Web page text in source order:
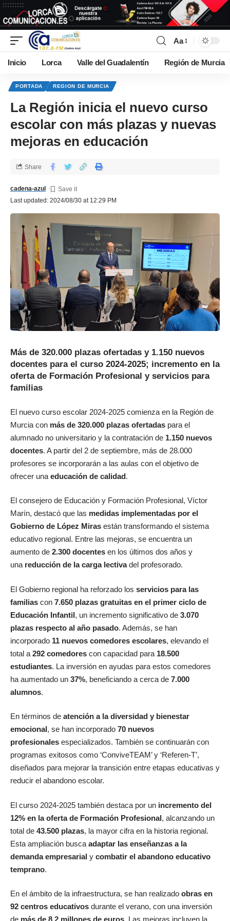
Aa
Inicio Lorca Valle del Guadalentín Región de Murcia
PORTADA REGION DE MURCIA
La Región inicia el nuevo curso
escolar con más plazas y nuevas
mejoras en educación
Last updated: 2024/08/30 at 12:29 PM
cadena-azul
Share
Más de 320.000 plazas ofertadas y 1.150 nuevos
docentes para el curso 2024-2025; incremento en la
oferta de Formación Profesional y servicios para
familias
El nuevo curso escolar 2024-2025 comienza en la Región de
Murcia con más de 320.000 plazas ofertadas para el
alumnado no universitario y la contratación de 1.150 nuevos
docentes. A partir del 2 de septiembre, más de 28.000
profesores se incorporarán a las aulas con el objetivo de
ofrecer una educación de calidad.
El consejero de Educación y Formación Profesional, Víctor
Marín, destacó que las medidas implementadas por el
Gobierno de López Miras están transformando el sistema
educativo regional. Entre las mejoras, se encuentra un
aumento de 2.300 docentes en los últimos dos años y
una reducción de la carga lectivadel profesorado.
El Gobierno regional ha reforzado los servicios para las
familias con 7.650 plazas gratuitas en el primer ciclo de
Educación Infantil, un incremento significativo de 3.070
plazas respecto al año pasado. Además, se han
incorporado 11 nuevos comedores escolares, elevando el
total a 292 comedores con capacidad para 18.500
estudiantes. La inversión en ayudas para estos comedores
ha aumentado un 37%, beneficiando a cerca de 7.000
alumnos.
En términos de atención a la diversidad y bienestar
emocional, se han incorporado 70 nuevos
profesionales especializados. También se continuarán con
programas exitosos como ‘ConviveTEAM’ y ‘Referen-T’,
diseñados para mejorar la transición entre etapas educativas y
reducir el abandono escolar.
El curso 2024-2025 también destaca por un incremento del
12% en la oferta de Formación Profesional, alcanzando un
total de 43.500 plazas, la mayor cifra en la historia regional.
Esta ampliación busca adaptar las enseñanzas a la
demanda empresarial y combatir el abandono educativo
temprano.
En el ámbito de la infraestructura, se han realizado obras en
92 centros educativos durante el verano, con una inversión